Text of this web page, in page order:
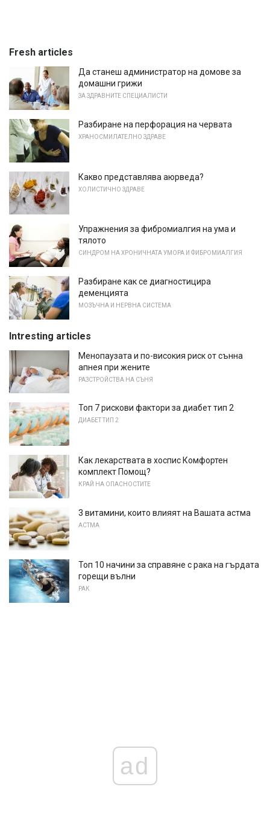
Fresh articles
Да станеш администратор на домове за
домашни грижи
ЗА ЗДРАВНИТЕ СПЕЦИАЛИСТИ
Разбиране на перфорация на червата
ХРАНОСМИЛАТЕЛНО ЗДРАВЕ
Какво представлява аюрведа?
ХОЛИСТИЧНО ЗДРАВЕ
Упражнения за фибромиалгия на ума и
тялото
СИНДРОМ НА ХРОНИЧНАТА УМОРА И ФИБРОМИАЛГИЯ
Разбиране как се диагностицира
деменцията
МОЗЪЧНА И НЕРВНА СИСТЕМА
Intresting articles
Менопаузата и по-високия риск от сънна
апнея при жените
РАЗСТРОЙСТВА НА СЪНЯ
Топ 7 рискови фактори за диабет тип 2
ДИАБЕТ ТИП 2
Как лекарствата в хоспис Комфортен
комплект Помощ?
КРАЙ НА ОПАСНОСТИТЕ
3 витамини, които влияят на Вашата астма
АСТМА
Топ 10 начини за справяне с рака на гърдата
горещи вълни
РАК
ad